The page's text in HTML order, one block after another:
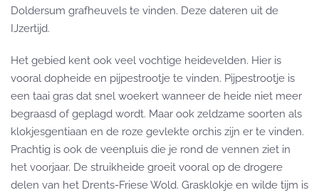
Doldersum grafheuvels te vinden. Deze dateren uit de
IJzertijd.
Het gebied kent ook veel vochtige heidevelden. Hier is
vooral dopheide en pijpestrootje te vinden. Pijpestrootje is
een taai gras dat snel woekert wanneer de heide niet meer
begraasd of geplagd wordt. Maar ook zeldzame soorten als
klokjesgentiaan en de roze gevlekte orchis zijn er te vinden.
Prachtig is ook de veenpluis die je rond de vennen ziet in
het voorjaar. De struikheide groeit vooral op de drogere
delen van het Drents-Friese Wold. Grasklokje en wilde tijm is